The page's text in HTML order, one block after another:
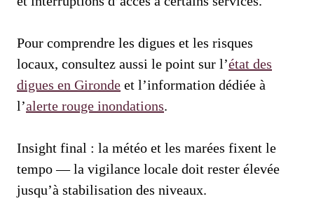
Pour comprendre les digues et les risques
locaux, consultez aussi le point sur l’état des
digues en Gironde et l’information dédiée à
l’alerte rouge inondations.
Insight final : la météo et les marées fixent le
tempo — la vigilance locale doit rester élevée
jusqu’à stabilisation des niveaux.